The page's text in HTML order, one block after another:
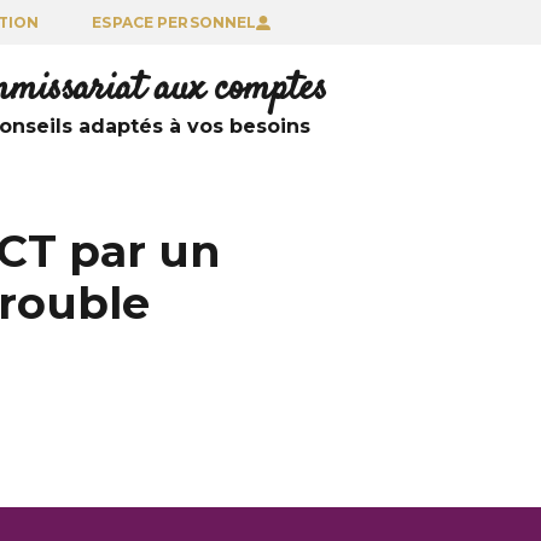
ESPACE PERSONNEL
aux comptes
adaptés à vos besoins
par un